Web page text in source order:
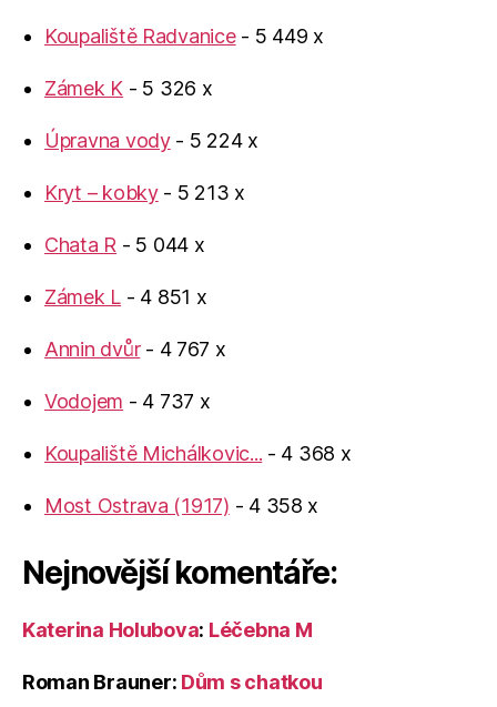
Koupaliště Radvanice- 5 449 x
Zámek K - 5 326 x
Úpravna vody- 5 224 x
Kryt – kobky- 5 213 x
Chata R - 5 044 x
Zámek L - 4 851 x
Annin dvůr- 4 767 x
Vodojem - 4 737 x
Koupaliště Michálkovic... - 4 368 x
Most Ostrava (1917) - 4 358 x
Nejnovější komentáře:
Katerina Holubova: Léčebna M
Roman Brauner: Dům s chatkou